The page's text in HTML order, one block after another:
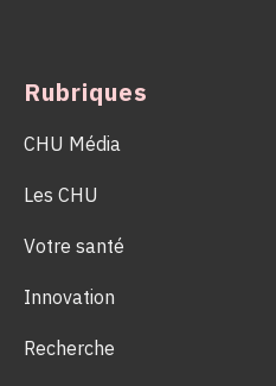
Rubriques
CHU Média
Les CHU
Votre santé
Innovation
Recherche